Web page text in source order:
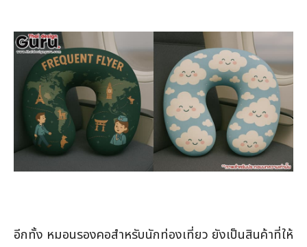
อีกทั้ง หมอนรองคอสำหรับนักท่องเที่ยว ยังเป็นสินค้าที่ให้